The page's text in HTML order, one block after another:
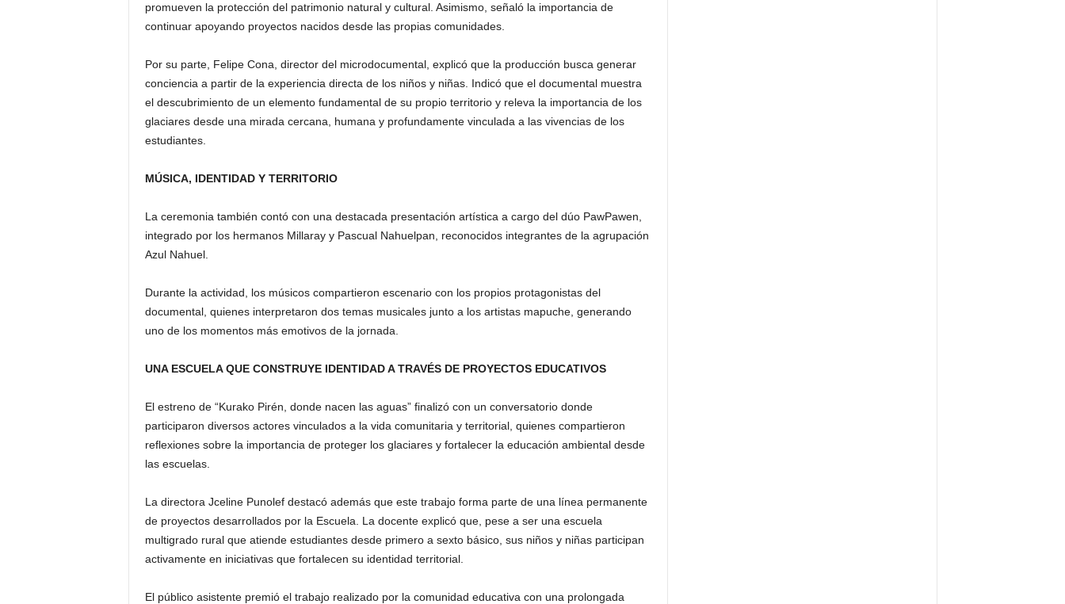
promueven la protección del patrimonio natural y cultural. Asimismo, señaló la importancia de
continuar apoyando proyectos nacidos desde las propias comunidades.
Por su parte, Felipe Cona, director del microdocumental, explicó que la producción busca generar
conciencia a partir de la experiencia directa de los niños y niñas. Indicó que el documental muestra
el descubrimiento de un elemento fundamental de su propio territorio y releva la importancia de los
glaciares desde una mirada cercana, humana y profundamente vinculada a las vivencias de los
estudiantes.
MÚSICA, IDENTIDAD Y TERRITORIO
La ceremonia también contó con una destacada presentación artística a cargo del dúo PawPawen,
integrado por los hermanos Millaray y Pascual Nahuelpan, reconocidos integrantes de la agrupación
Azul Nahuel.
Durante la actividad, los músicos compartieron escenario con los propios protagonistas del
documental, quienes interpretaron dos temas musicales junto a los artistas mapuche, generando
uno de los momentos más emotivos de la jornada.
UNA ESCUELA QUE CONSTRUYE IDENTIDAD A TRAVÉS DE PROYECTOS EDUCATIVOS
El estreno de “Kurako Pirén, donde nacen las aguas” finalizó con un conversatorio donde
participaron diversos actores vinculados a la vida comunitaria y territorial, quienes compartieron
reflexiones sobre la importancia de proteger los glaciares y fortalecer la educación ambiental desde
las escuelas.
La directora Jceline Punolef destacó además que este trabajo forma parte de una línea permanente
de proyectos desarrollados por la Escuela. La docente explicó que, pese a ser una escuela
multigrado rural que atiende estudiantes desde primero a sexto básico, sus niños y niñas participan
activamente en iniciativas que fortalecen su identidad territorial.
El público asistente premió el trabajo realizado por la comunidad educativa con una prolongada